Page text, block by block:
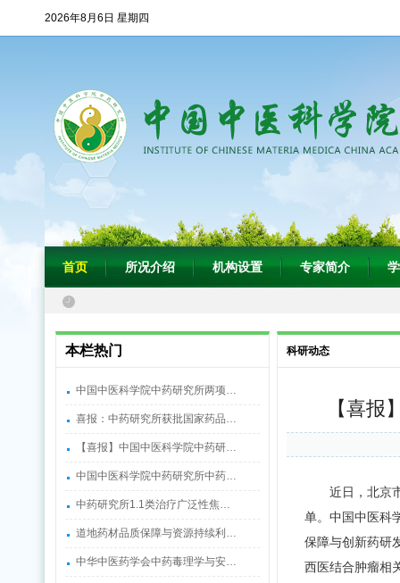
2026年8月6日 星期四
首页 所况介绍 机构设置 专家简介
本栏热门
中国中医科学院中药研究所两项…
喜报：中药研究所获批国家药品…
【喜报】中国中医科学院中药研…
中国中医科学院中药研究所中药…
中药研究所1.1类治疗广泛性焦…
道地药材品质保障与资源持续利…
中华中医药学会中药毒理学与安…
科研动态
【喜
近日，北京
单。中国中医科
保障与创新药研
西医结合肿瘤相